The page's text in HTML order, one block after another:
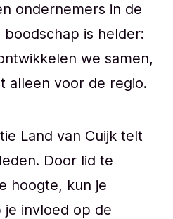
ondernemers in de
is helder:
we samen,
alleen voor de regio.
Land van Cuijk telt
Door lid te
hoogte, kun je
je invloed op de